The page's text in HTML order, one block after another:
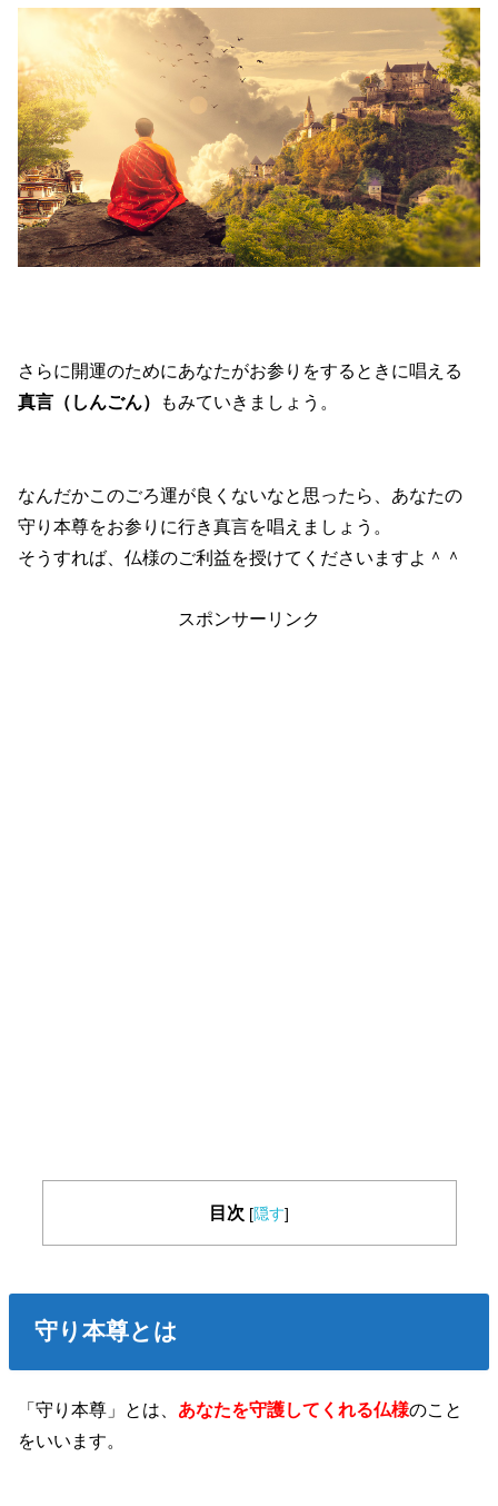
さらに開運のためにあなたがお参りをするときに唱える
真言（しんごん）
もみていきましょう。
なんだかこのごろ運が良くないなと思ったら、あなたの
守り本尊をお参りに行き真言を唱えましょう。
そうすれば、仏様のご利益を授けてくださいますよ＾＾
スポンサーリンク
目次 [隠す]
守り本尊とは
「守り本尊」とは、 あなたを守護してくれる仏様のこと
をいいます。